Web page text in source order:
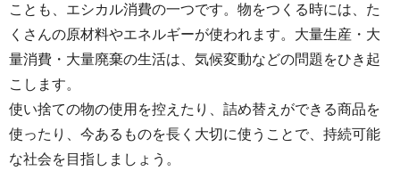
ことも、エシカル消費の一つです。物をつくる時には、た
くさんの原材料やエネルギーが使われます。大量生産・大
量消費・大量廃棄の生活は、気候変動などの問題をひき起
こします。
使い捨ての物の使用を控えたり、詰め替えができる商品を
使ったり、今あるものを長く大切に使うことで、持続可能
な社会を目指しましょう。